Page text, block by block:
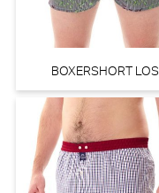
BOXERSHORT LOS